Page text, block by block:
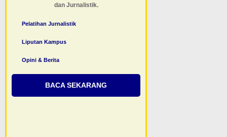
dan Jurnalistik.
Pelatihan Jurnalistik
Liputan Kampus
Opini & Berita
BACA SEKARANG